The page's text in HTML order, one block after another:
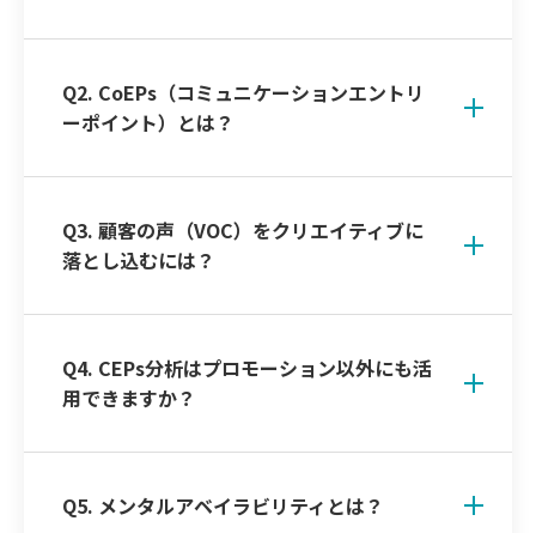
Q2. CoEPs（コミュニケーションエントリ
ーポイント）とは？
Q3. 顧客の声（VOC）をクリエイティブに
落とし込むには？
Q4. CEPs分析はプロモーション以外にも活
用できますか？
Q5. メンタルアベイラビリティとは？